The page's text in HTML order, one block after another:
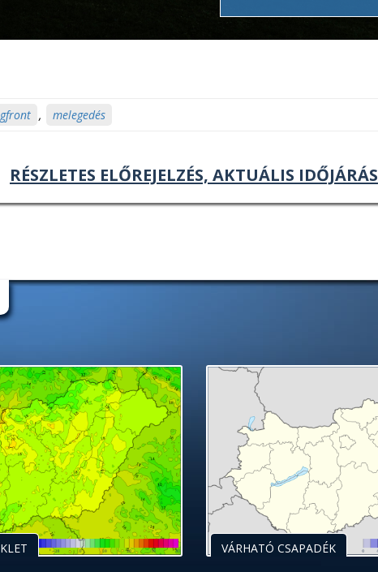
, melegedés
RÉSZLETES ELŐREJELZÉS, AKTUÁLIS IDŐJÁRÁS
VÁRHATÓ CSAPADÉK